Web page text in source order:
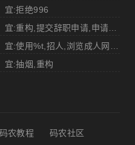
宜:拒绝996
宜:抽烟,重构
码农教程 码农社区